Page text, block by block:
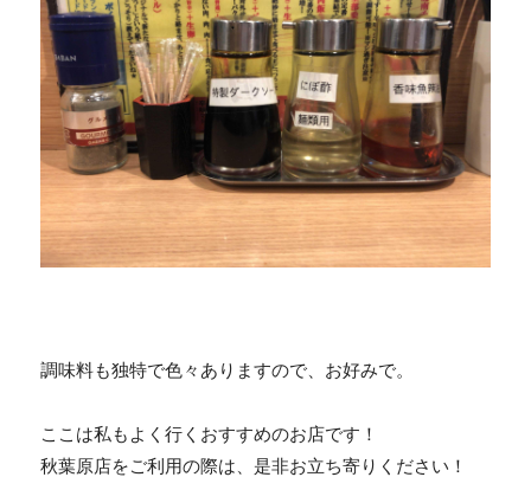
調味料も独特で色々ありますので、お好みで。
ここは私もよく行くおすすめのお店です！
秋葉原店をご利用の際は、是非お立ち寄りください！